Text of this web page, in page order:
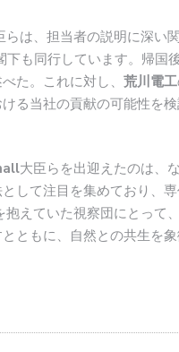
らは、担当者の説明に深い
下も同行しています。帰国
た。これに対し、 荒川電工
る当社の貢献の可能性を
大臣らを出迎えたのは、
して注目を集めており、
えていた視察団にとって
ともに、自然との共生を象